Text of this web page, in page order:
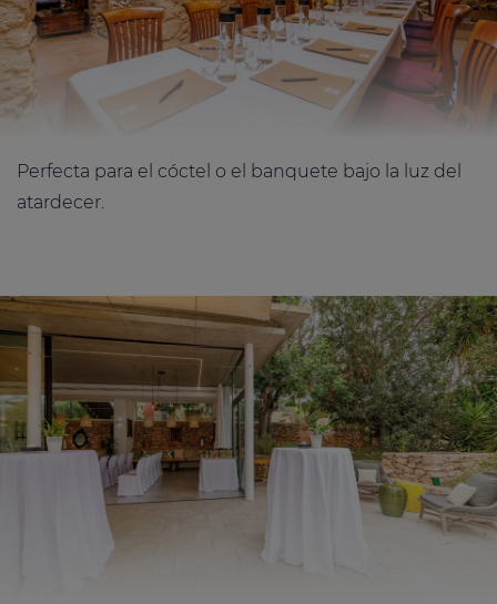
Perfecta para el cóctel o el banquete bajo la luz del
atardecer.